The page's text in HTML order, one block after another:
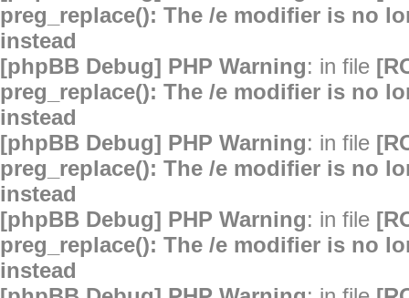
preg_replace(): The /e modifier is no
instead
[phpBB Debug] PHP Warning: in file
preg_replace(): The /e modifier is no
instead
[phpBB Debug] PHP Warning: in file
preg_replace(): The /e modifier is no
instead
[phpBB Debug] PHP Warning: in file
preg_replace(): The /e modifier is no
instead